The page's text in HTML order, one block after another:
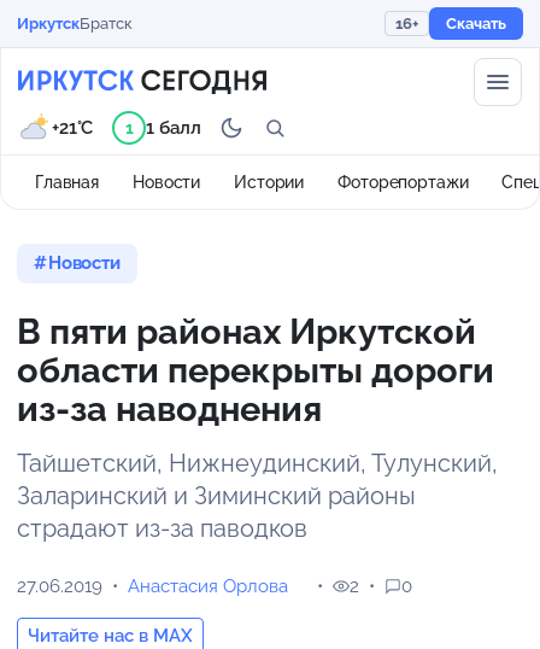
ИркутскБратск 16+ Скачать
Главная Новости Истории Фоторепортажи
+21°C 1 1 балл
Новости
В пяти районах Иркутской
области перекрыты дороги
из-за наводнения
Тайшетский, Нижнеудинский, Тулунский,
Заларинский и Зиминский районы
страдают из-за паводков
27.06.2019 Анастасия Орлова
Читайте нас в MAX
2 0